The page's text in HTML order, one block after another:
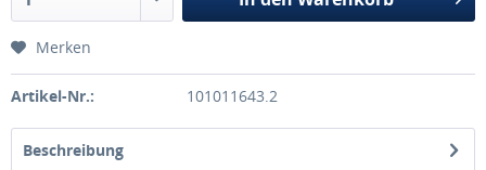
Merken
Artikel-Nr.: 101011643.2
Beschreibung